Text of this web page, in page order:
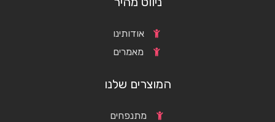
אודותינו
מאמרים
המוצרים שלנו
מתנפחים